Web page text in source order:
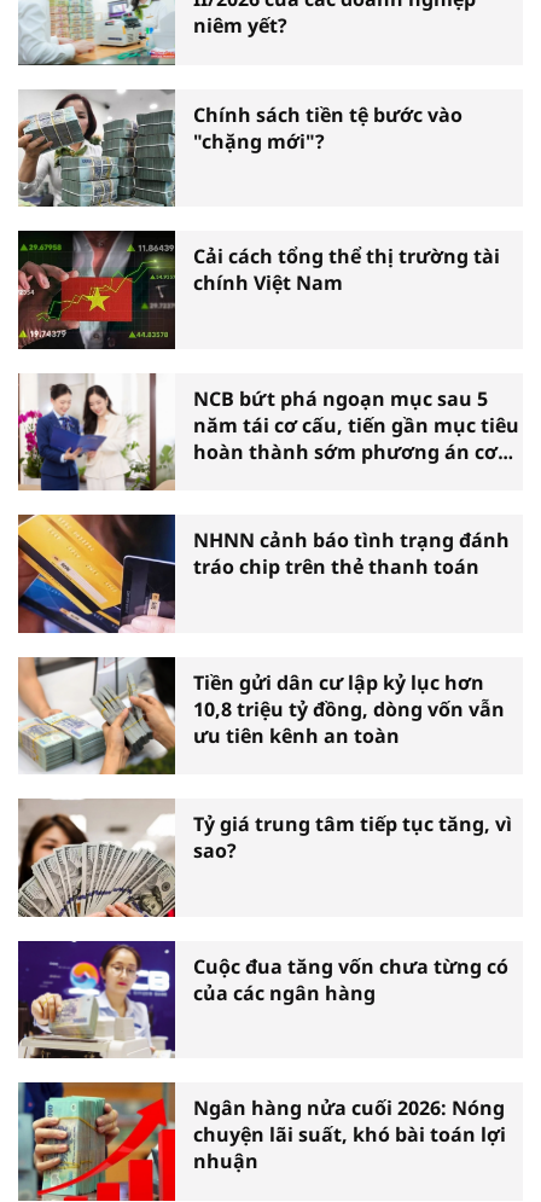
niêm yết?
Chính sách tiền tệ bước vào
"chặng mới"?
Cải cách tổng thể thị trường tài
chính Việt Nam
NCB bứt phá ngoạn mục sau 5
năm tái cơ cấu, tiến gần mục tiêu
hoàn thành sớm phương án cơ
NHNN cảnh báo tình trạng đánh
tráo chip trên thẻ thanh toán
Tiền gửi dân cư lập kỷ lục hơn
10,8 triệu tỷ đồng, dòng vốn vẫn
ưu tiên kênh an toàn
Tỷ giá trung tâm tiếp tục tăng, vì
sao?
Cuộc đua tăng vốn chưa từng có
của các ngân hàng
Ngân hàng nửa cuối 2026: Nóng
chuyện lãi suất, khó bài toán lợi
nhuận